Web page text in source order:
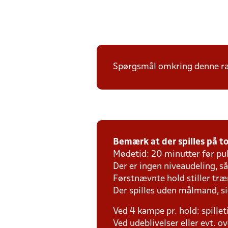
Spørgsmål omkring denne
Bemærk at der spilles på
Mødetid: 20 minutter før
Der er ingen niveaudeling,
Førstnævnte hold stiller
Der spilles uden målmand,
Ved 4 kampe pr. hold:
Ved udeblivelser eller evt.